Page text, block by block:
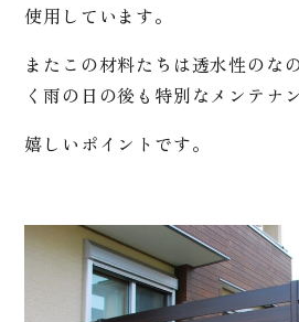
使用しています。
またこの材料たちは透水性のな
く雨の日の後も特別なメンテナ
嬉しいポイントです。